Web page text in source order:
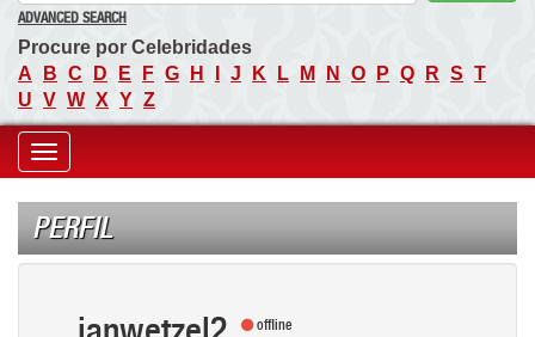
ADVANCED SEARCH
Procure por Celebridades
A
B C D E F G H J K L M N O P Q R S T
U V W X Y Z
Toggle
navigation
PERFIL
offline